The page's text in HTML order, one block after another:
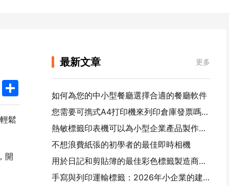
TwitterShare
鬆
開
最新文章 更多
如何為您的中小型餐廳選擇合適的餐廳軟件
您需要可擕式A4打印機來列印倉庫發票嗎？ 什麼真正有效
熱敏標籤印表機可以為小型企業產品製作防水標籤嗎？
不想浪費紙張的初學者的最佳即時相機
用於日記和剪貼簿的最佳彩色標籤製造商：為每一頁添加更多顏色
手寫與列印運輸標籤：2026年小企業的建議